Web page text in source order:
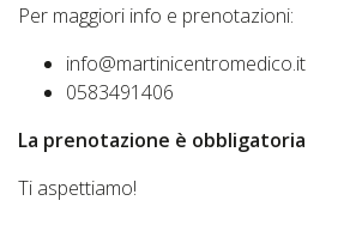
Per maggiori info e prenotazioni:
info@martinicentromedico.it
0583491406
La prenotazione è obbligatoria
Ti aspettiamo!